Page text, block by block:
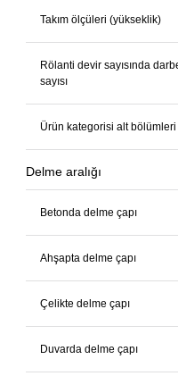
Takım ölçüleri (yükseklik)
Rölanti devir sayısında
sayısı
Ürün kategorisi alt bölümleri
Delme aralığı
Betonda delme çapı
Ahşapta delme çapı
Çelikte delme çapı
Duvarda delme çapı